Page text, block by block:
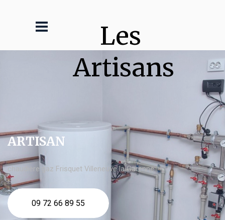
Les
Artisans
ARTISAN
chaudière gaz Frisquet Villeneuve la Garenne
09 72 66 89 55